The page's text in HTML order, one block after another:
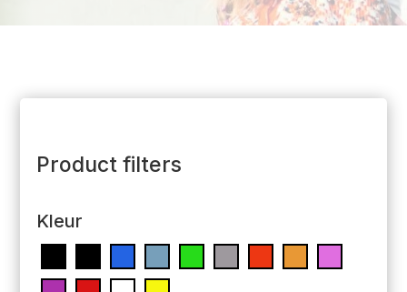
Product filters
Kleur